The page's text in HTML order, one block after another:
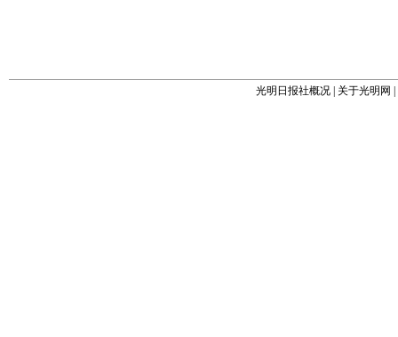
光明日报社概况 关于光明网